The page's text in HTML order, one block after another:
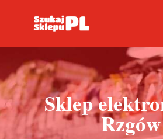
Sklep
Rzgów